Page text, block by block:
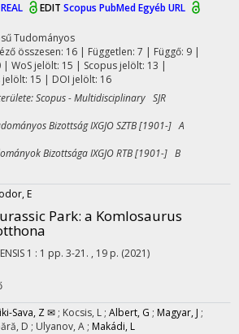
REAL EDIT Scopus PubMedEgyéb URL
Tudományos
összesen: 16| Független: 7 | Függő: 9 |
| WoS jelölt: 15 | Scopus jelölt: 13 |
jelölt: 15 | DOI jelölt: 16
Scopus - Multidisciplinary SJR
Bizottság IXGJO SZTB [1901-] A
Bizottsága IXGJO RTB [1901-] B
E
Park: a Komlosaurus
1 : 1 pp. 3-21. , 19 p. (2021)
Sava, Z ✉ ; Kocsis, L ; Albert, G ; Magyar, J ;
D ; Ulyanov, A ; Makádi, L